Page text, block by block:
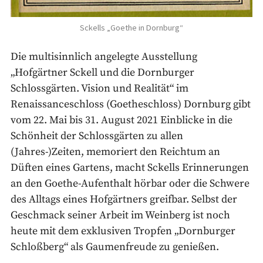
Sckells „Goethe in Dornburg“
Die multisinnlich angelegte Ausstellung
„Hofgärtner Sckell und die Dornburger
Schlossgärten. Vision und Realität“ im
Renaissanceschloss (Goetheschloss) Dornburg gibt
vom 22. Mai bis 31. August 2021 Einblicke in die
Schönheit der Schlossgärten zu allen
(Jahres-)Zeiten, memoriert den Reichtum an
Düften eines Gartens, macht Sckells Erinnerungen
an den Goethe-Aufenthalt hörbar oder die Schwere
des Alltags eines Hofgärtners greifbar. Selbst der
Geschmack seiner Arbeit im Weinberg ist noch
heute mit dem exklusiven Tropfen „Dornburger
Schloßberg“ als Gaumenfreude zu genießen.